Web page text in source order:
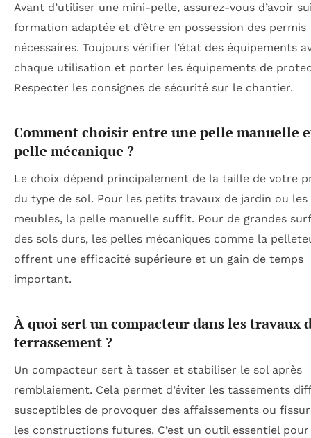
Avant d’utiliser une mini-pelle, assurez-vous d’avoir
formation adaptée et d’être en possession des permis
nécessaires. Toujours vérifier l’état des équipements
chaque utilisation et porter les équipements de
Respecter les consignes de sécurité sur le chantier.
Comment choisir entre une pelle manuelle
pelle mécanique ?
Le choix dépend principalement de la taille de votre
du type de sol. Pour les petits travaux de jardin ou les
meubles, la pelle manuelle suffit. Pour de grandes
des sols durs, les pelles mécaniques comme la
offrent une efficacité supérieure et un gain de temps
important.
À quoi sert un compacteur dans les travaux
terrassement ?
Un compacteur sert à tasser et stabiliser le sol après
remblaiement. Cela permet d’éviter les tassements
susceptibles de provoquer des affaissements ou
les constructions futures. C’est un outil essentiel